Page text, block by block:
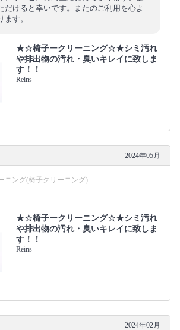
だけると幸いです。またのご利用を心よ
ます。
★☆椅子ークリーニング☆★シミ汚れ
や排出物の汚れ・臭いキレイに致しま
す！！
Reins
2024年05月
ニング(椅子クリーニング)
★☆椅子ークリーニング☆★シミ汚れ
や排出物の汚れ・臭いキレイに致しま
す！！
Reins
2024年02月